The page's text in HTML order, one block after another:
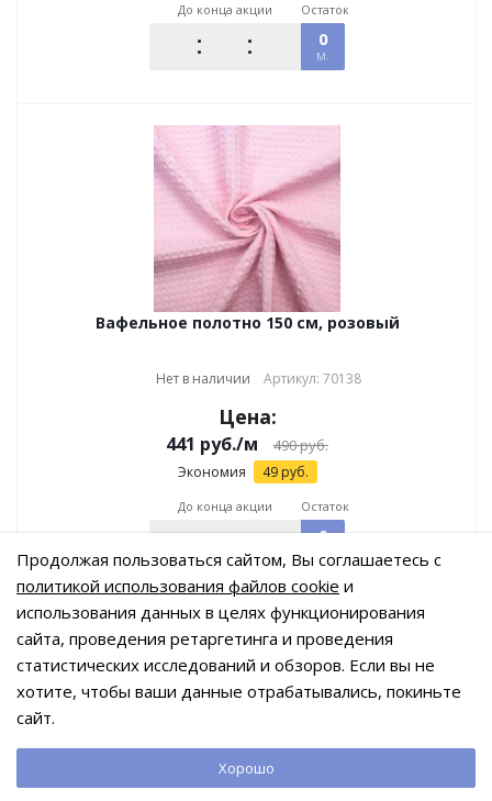
До конца акции Остаток
0
м.
Вафельное полотно 150 см, розовый
Нет в наличии Артикул: 70138
Цена:
441 руб./м 490руб.
Экономия 49руб.
До конца акции Остаток
0
Показать еще
Продолжая пользоваться сайтом, Вы соглашаетесь с
политикой использования файлов cookie и
использования данных в целях функционирования
сайта, проведения ретаргетинга и проведения
статистических исследований и обзоров. Если вы не
хотите, чтобы ваши данные отрабатывались, покиньте
сайт.
Хорошо